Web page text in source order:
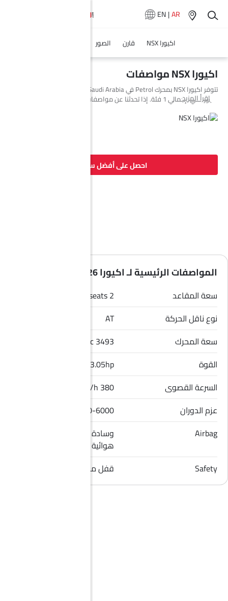
EN|AR
اكيورا NSX قارن الصور
اكيورا NSX مواصفات
اقرأ المزيد
احصل على أفضل سعر
المواصفات الرئيسية لـ اكيورا NSX 2026
سعة المقاعد
2 seats
نوع ناقل الحركة
AT
سعة المحرك
3493 cc
القوة
573.05hp
السرعة القصوى
380 Km/h
عزم الدوران
645Nm@2000-6000
Airbag
وسادة هوائية للسائق, وسادة
هوائية للراكب الأمامي
Safety
قفل مركزي, إنذار ضد السرقة